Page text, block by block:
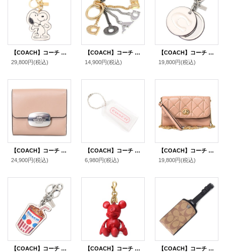
【COACH】コーチ スヌーピー キーホルダー ピーナッツ コラボ レザー バッグチャーム キーリング チャークマルチ（日本未発売）
29,800円(税込)
【COACH】コーチ メタル パーフォレーテッド コーチ ロゴ バッグチャーム キーリング キーホルダー マルチ（日本未発売）
14,900円(税込)
【COACH】コーチ スムースレザー C ロゴ ぷっくり ミラー 鏡 バッグチャーム キーリング キーホルダー チャーク（日本未発売）
19,800円(税込)
【COACH】コーチ カーフレザー スモール エライザ ロゴ ウォレット コンパクト 二つ折り財布 トープ〔日本未発売〕
24,900円(税込)
【COACH】コーチ レジン ロゴ ハングタグ チャーム キーホルダー クリア（日本未発売）
6,980円(税込)
【COACH】コーチ カーフレザー キルティング スタッズ チェーン クラッチ クロスボディー ショルダー 2way バッグ ビーチウッド（日本未発売）【訳あり】
19,800円(税込)
【COACH】コーチ キーホルダー ミルクシェイク モチーフ レザー ラメ キラキラ ロゴ キーリング バッグチャーム チャークマルチ（日本未発売）
【COACH】コーチ ディズニー ミッキーマウス コラボ ペブルレザー キーリング バッグチャーム キーホルダー エレクトリックレッド（日本未発売）
【COACH】コーチ コーティングキャンバス カーフレザー シグネチャー ラゲージ ネーム タグ キーホルダー カーキ〔日本未発売〕